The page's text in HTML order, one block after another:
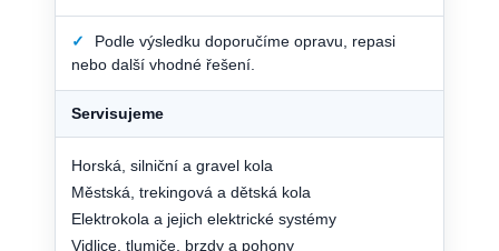
✓
Podle výsledku doporučíme opravu, repasi
nebo další vhodné řešení.
Servisujeme
Horská, silniční a gravel kola
Městská, trekingová a dětská kola
Elektrokola a jejich elektrické systémy
Vidlice, tlumiče, brzdy a pohony